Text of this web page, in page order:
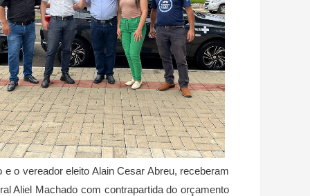
o vereador eleito Alain Cesar Abreu, receberam
Aliel Machado com contrapartida do orçamento